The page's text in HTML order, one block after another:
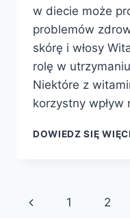
w diecie może
problemów
skórę i włosy
rolę w
Niektóre z
korzystny wpływ
DOWIEDZ SIĘ
Nawigacja
Poprzednia
1 2